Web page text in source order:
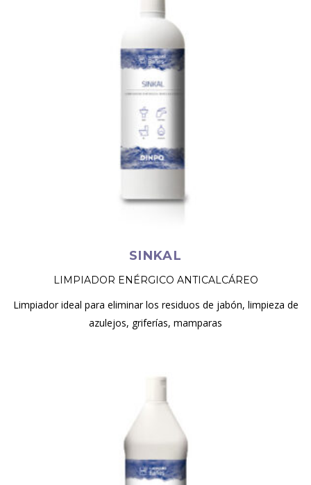
SINKAL
LIMPIADOR ENÉRGICO ANTICALCÁREO
Limpiador ideal para eliminar los residuos de jabón, limpieza de
azulejos, griferías, mamparas